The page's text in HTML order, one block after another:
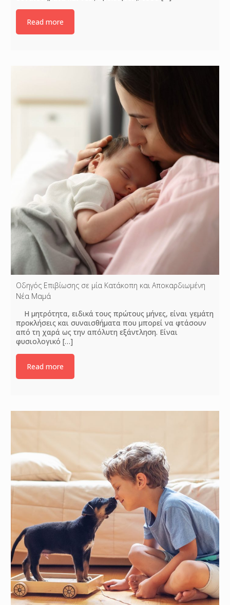
Read more
Οδηγός Επιβίωσης σε μία Κατάκοπη και Αποκαρδιωμένη
Νέα Μαμά
Η μητρότητα, ειδικά τους πρώτους μήνες, είναι γεμάτη
προκλήσεις και συναισθήματα που μπορεί να φτάσουν
από τη χαρά ως την απόλυτη εξάντληση. Είναι
φυσιολογικό […]
Read more